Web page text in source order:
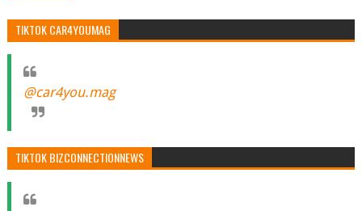
TIKTOK CAR4YOUMAG
@car4you.mag
TIKTOK BIZCONNECTIONNEWS